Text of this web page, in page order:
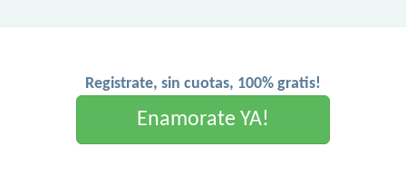
Registrate, sin cuotas, 100% gratis!
Enamorate YA!